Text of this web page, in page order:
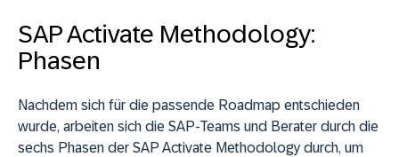
SAP Activate Methodology:
Phasen
Nachdem sich für die passende Roadmap entschieden
wurde, arbeiten sich die SAP-Teams und Berater durch die
sechs Phasen der SAP Activate Methodology durch, um